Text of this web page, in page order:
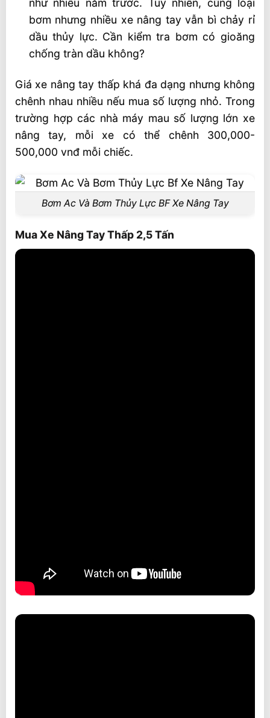
như nhiều năm trước. Tuy nhiên, cùng loại
bơm nhưng nhiều xe nâng tay vẫn bì chảy rỉ
dầu thủy lực. Cần kiểm tra bơm có gioăng
chống tràn dầu không?
Giá xe nâng tay thấp khá đa dạng nhưng không
chênh nhau nhiều nếu mua số lượng nhỏ. Trong
trường hợp các nhà máy mau số lượng lớn xe
nâng tay, mỗi xe có thể chênh 300,000-
500,000 vnđ mỗi chiếc.
Bơm Ac Và Bơm Thủy Lực BF Xe Nâng Tay
Mua Xe Nâng Tay Thấp 2,5 Tấn